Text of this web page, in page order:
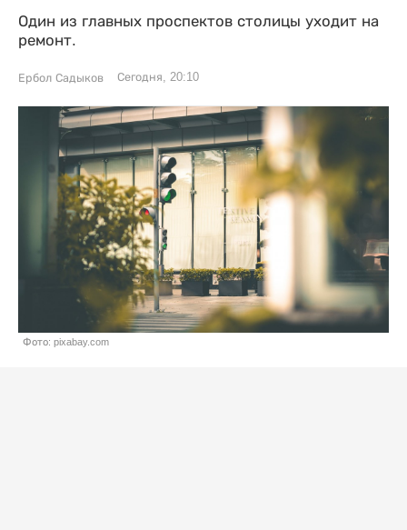
Один из главных проспектов столицы уходит на
ремонт.
Ербол Садыков Сегодня, 20:10
Фото: pixabay.com